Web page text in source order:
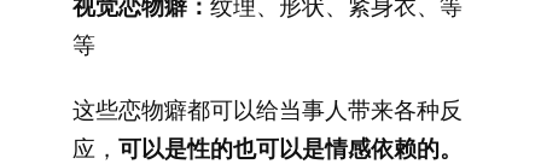
视觉恋物癖： 纹理、形状、紧身衣、等
等
这些恋物癖都可以给当事人带来各种反
应， 可以是性的也可以是情感依赖的。